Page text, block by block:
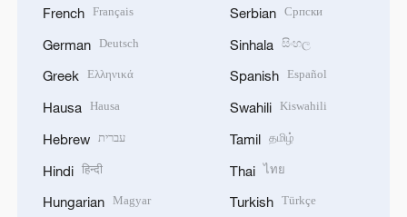
French Français
German Deutsch
Greek Ελληνικά
Hausa Hausa
Hebrew עברית
Hindi हिन्दी
Hungarian Magyar
Serbian Српски
Sinhala සිංහල
Spanish Español
Swahili Kiswahili
Tamil தமிழ்
Thai ไทย
Turkish Türkçe